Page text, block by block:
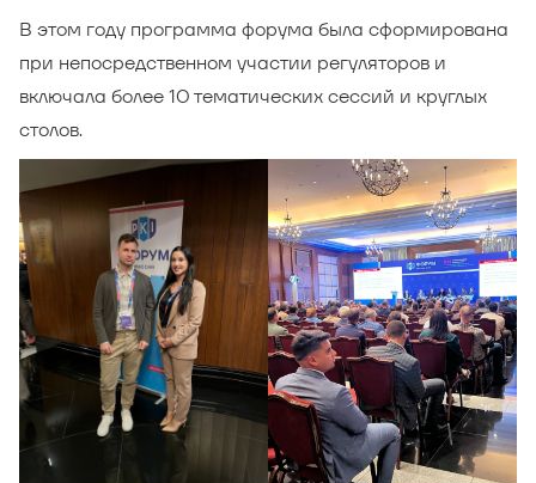
В этом году программа форума была сформирована
при непосредственном участии регуляторов и
включала более 10 тематических сессий и круглых
столов.